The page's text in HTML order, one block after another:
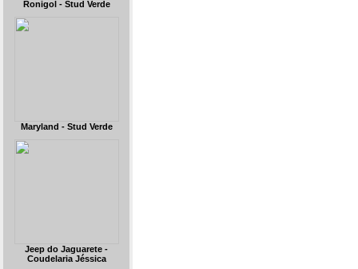
Ronigol - Stud Verde
Maryland - Stud Verde
Jeep do Jaguarete -
Coudelaria Jéssica